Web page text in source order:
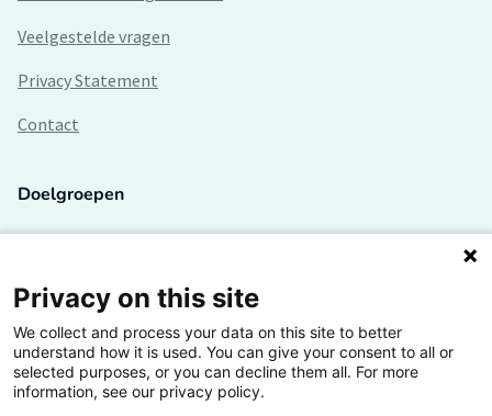
Veelgestelde vragen
Privacy Statement
Contact
Doelgroepen
Lectoren en onderzoekers
Bedrijven
Hogescholen
Privacy on this site
We collect and process your data on this site to better
understand how it is used. You can give your consent to all or
selected purposes, or you can decline them all. For more
information, see our privacy policy.